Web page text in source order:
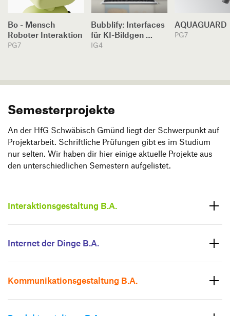
Bo - Mensch
Roboter Interaktion
PG7
Bubblify: Interfaces
für KI-Bildgen …
IG4
AQUAGUARD
PG7
Semesterprojekte
An der HfG Schwä­bisch Gmünd liegt der Schwer­punkt auf
Projekt­ar­beit. Schrift­liche Prüfungen gibt es im Studium
nur selten. Wir haben dir hier einige aktu­elle Projekte aus
den unter­schied­li­chen Semes­tern aufge­listet.
Interaktions­gestaltung B.A.
Internet der Dinge B.A.
Kommunikations­gestaltung B.A.